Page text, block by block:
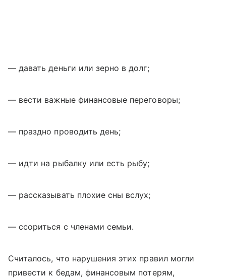
— давать деньги или зерно в долг;
— вести важные финансовые переговоры;
— праздно проводить день;
— идти на рыбалку или есть рыбу;
— рассказывать плохие сны вслух;
— ссориться с членами семьи.
Считалось, что нарушения этих правил могли
привести к бедам, финансовым потерям,